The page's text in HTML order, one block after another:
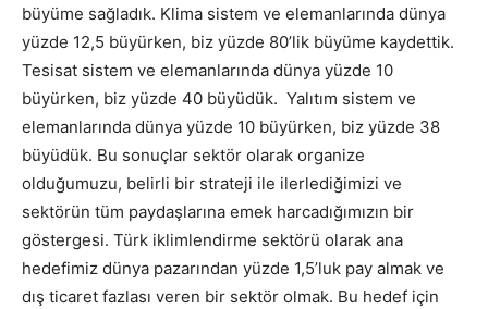
büyüme sağladık. Klima sistem ve elemanlarında dünya
yüzde 12,5 büyürken, biz yüzde 80’lik büyüme kaydettik.
Tesisat sistem ve elemanlarında dünya yüzde 10
büyürken, biz yüzde 40 büyüdük. Yalıtım sistem ve
elemanlarında dünya yüzde 10 büyürken, biz yüzde 38
büyüdük. Bu sonuçlar sektör olarak organize
olduğumuzu, belirli bir strateji ile ilerlediğimizi ve
sektörün tüm paydaşlarına emek harcadığımızın bir
göstergesi. Türk iklimlendirme sektörü olarak ana
hedefimiz dünya pazarından yüzde 1,5’luk pay almak ve
dış ticaret fazlası veren bir sektör olmak. Bu hedef için